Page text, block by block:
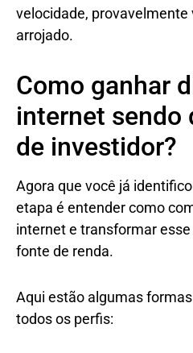
velocidade,
arrojado.
Como ganhar
internet sendo
de investidor?
Agora que você já
etapa é entender como
internet e transformar
fonte de renda.
Aqui estão algumas
todos os perfis: